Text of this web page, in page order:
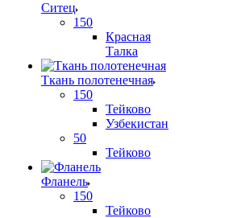
Ситец
150
Красная
Талка
Ткань полотенечная
150
Тейково
Узбекистан
50
Тейково
Фланель
150
Тейково